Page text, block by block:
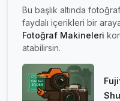
Bu başlık altında
faydalı içerikleri bir
Fotoğraf Makineleri
atabilirsin.